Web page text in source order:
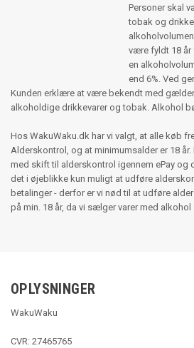
Personer skal
tobak og
være fyldt 18 år
en
end 6%. Ved
Kunden erklære at være bekendt med
alkoholdige drikkevarer og tobak. Alkohol
Hos WakuWaku.dk har vi valgt, at alle køb
Alderskontrol, og at minimumsalder er 18
med skift til alderskontrol igennem ePay og
det i øjeblikke kun muligt at udføre
betalinger - derfor er vi nød til at udføre
på min. 18 år, da vi sælger varer med alkohol
OPLYSNINGER
WakuWaku
CVR: 27465765